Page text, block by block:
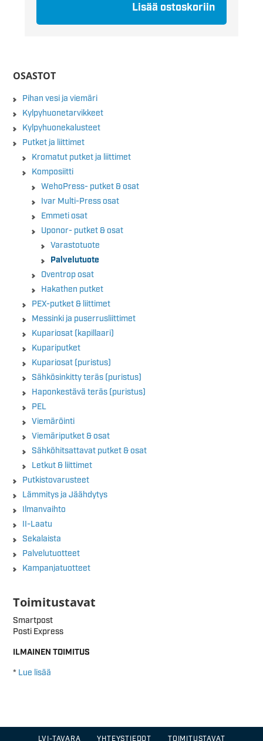
Lisää ostoskoriin
OSASTOT
Pihan vesi ja viemäri
Kylpyhuonetarvikkeet
Kylpyhuonekalusteet
Putket ja liittimet
Kromatut putket ja liittimet
Komposiitti
WehoPress- putket & osat
Ivar Multi-Press osat
Emmeti osat
Uponor- putket & osat
Varastotuote
Palvelutuote
Oventrop osat
Hakathen putket
PEX-putket & liittimet
Messinki ja puserrusliittimet
Kupariosat (kapillaari)
Kupariputket
Kupariosat (puristus)
Sähkösinkitty teräs (puristus)
Haponkestävä teräs (puristus)
PEL
Viemäröinti
Viemäriputket & osat
Sähköhitsattavat putket & osat
Letkut & liittimet
Putkistovarusteet
Lämmitys ja Jäähdytys
Ilmanvaihto
II-Laatu
Sekalaista
Palvelutuotteet
Kampanjatuotteet
Toimitustavat
Smartpost
Posti Express
ILMAINEN TOIMITUS
* Lue lisää
LVI-TAVARA YHTEYSTIEDOT TOIMITUSTAVAT